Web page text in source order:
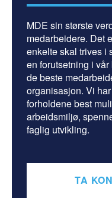
MDE sin største
medarbeidere. Det
enkelte skal trives i
en forutsetning i
de beste
organisasjon. Vi
forholdene best
arbeidsmiljø,
faglig utvikling.
TA